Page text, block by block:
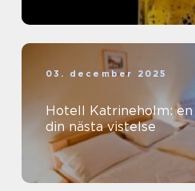
03. december 2025
Hotell Katrineholm:
din nästa vistelse